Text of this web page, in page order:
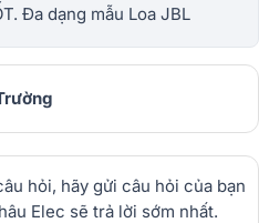
Đa dạng mẫu Loa JBL
JBL Sân khấu...Cập nhật
hỏi, hãy gửi câu hỏi của bạn
Elec sẽ trả lời sớm nhất.